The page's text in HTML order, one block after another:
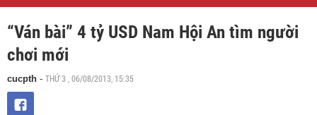
“Ván bài” 4 tỷ USD Nam Hội An tìm người
chơi mới
cucpth - THỨ 3 , 06/08/2013, 15:35